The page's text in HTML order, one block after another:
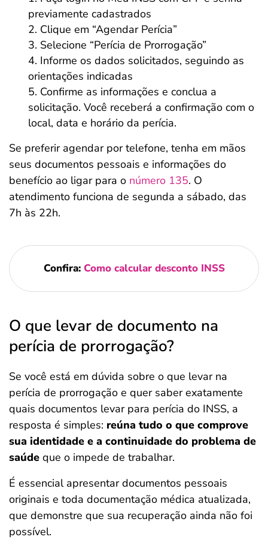
previamente cadastrados
Clique em “Agendar Perícia”
Selecione “Perícia de Prorrogação”
Informe os dados solicitados, seguindo as
orientações indicadas
Confirme as informações e conclua a
solicitação. Você receberá a confirmação com o
local, data e horário da perícia.
Se preferir agendar por telefone, tenha em mãos
seus documentos pessoais e informações do
benefício ao ligar para o número 135. O
atendimento funciona de segunda a sábado, das
7h às 22h.
Confira: Como calcular desconto INSS
O que levar de documento na
perícia de prorrogação?
Se você está em dúvida sobre o que levar na
perícia de prorrogação e quer saber exatamente
quais documentos levar para perícia do INSS, a
resposta é simples: reúna tudo o que comprove
sua identidade e a continuidade do problema de
saúde que o impede de trabalhar.
É essencial apresentar documentos pessoais
originais e toda documentação médica atualizada,
que demonstre que sua recuperação ainda não foi
possível.